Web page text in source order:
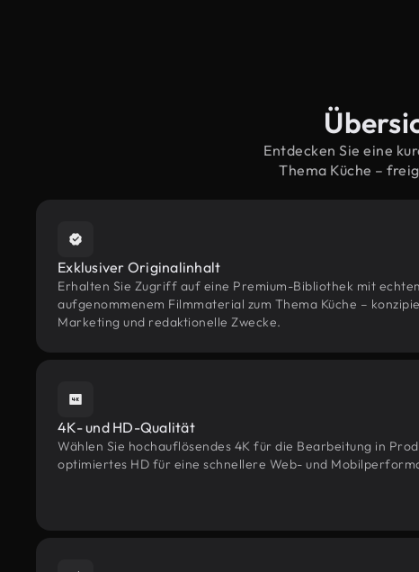
Entdecken Sie eine
Thema Küche –
Exklusiver Originalinhalt
Erhalten Sie Zugriff auf eine Premium-Bibliothek mit
aufgenommenem Filmmaterial zum Thema Küche –
Marketing und redaktionelle Zwecke.
4K- und HD-Qualität
Wählen Sie hochauflösendes 4K für die Bearbeitung in
optimiertes HD für eine schnellere Web- und